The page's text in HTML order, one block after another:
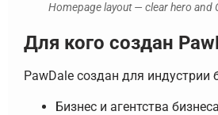
Homepage layout — clear hero and
Для кого создан
PawDale создан для индустрии
Бизнес и агентства бизнеса